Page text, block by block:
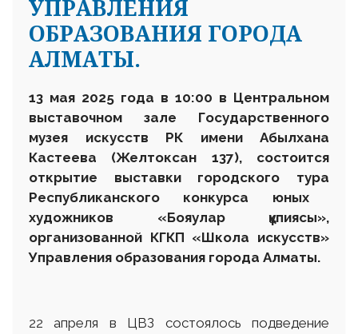
УПРАВЛЕНИЯ
ОБРАЗОВАНИЯ ГОРОДА
АЛМАТЫ.
13 мая 2025 года в 10:00 в Центральном
выставочном зале Государственного
музея искусств РК имени Абылхана
Кастеева (Желтоксан 137), состоится
открытие выставкигородского тура
Республиканского конкурса юных
художников «Бояулар құпиясы»,
организованной КГКП «Школа искусств»
Управления образования города Алматы.
22 апреля в ЦВЗ состоялось подведение